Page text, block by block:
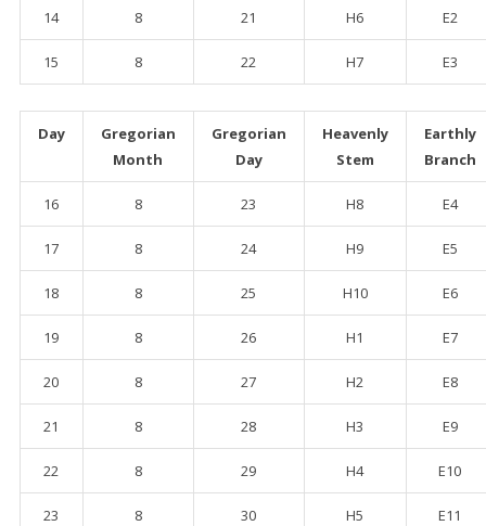
14 8 21 H6 E2
15 8 22 H7 E3
Day
Gregorian
Month
Gregorian
Day
Heavenly
Stem
Earthly
Branch
16 8 23 H8 E4
17 8 24 H9 E5
18 8 25 H10 E6
19 8 26 H1 E7
20 8 27 H2 E8
21 8 28 H3 E9
22 8 29 H4 E10
23 8 30 H5 E11